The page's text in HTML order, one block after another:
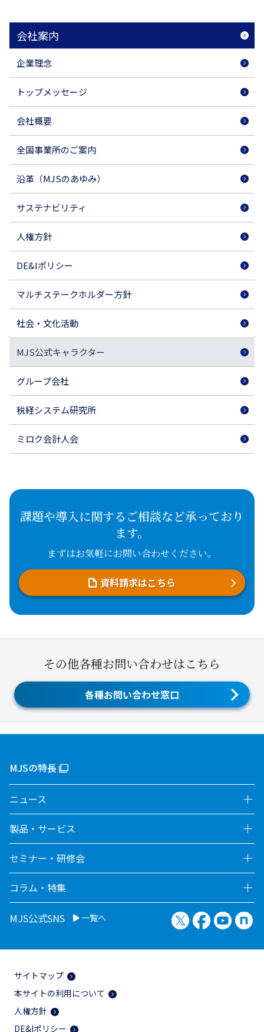
会社案内
企業理念
トップメッセージ
会社概要
全国事業所のご案内
沿革（MJSのあゆみ）
サステナビリティ
人権方針
DE&Iポリシー
マルチステークホルダー方針
社会・文化活動
MJS公式キャラクター
グループ会社
税経システム研究所
ミロク会計人会
課題や導入に関するご相談など承っており
ます。
まずはお気軽にお問い合わせください。
資料請求はこちら
その他各種お問い合わせはこちら
各種お問い合わせ窓口
MJSの特長
ニュース
製品・サービス
セミナー・研修会
コラム・特集
MJS公式SNS 一覧へ X（旧Twitter）
Facebook
サイトマップ
本サイトの利用について
人権方針
DE&Iポリシー